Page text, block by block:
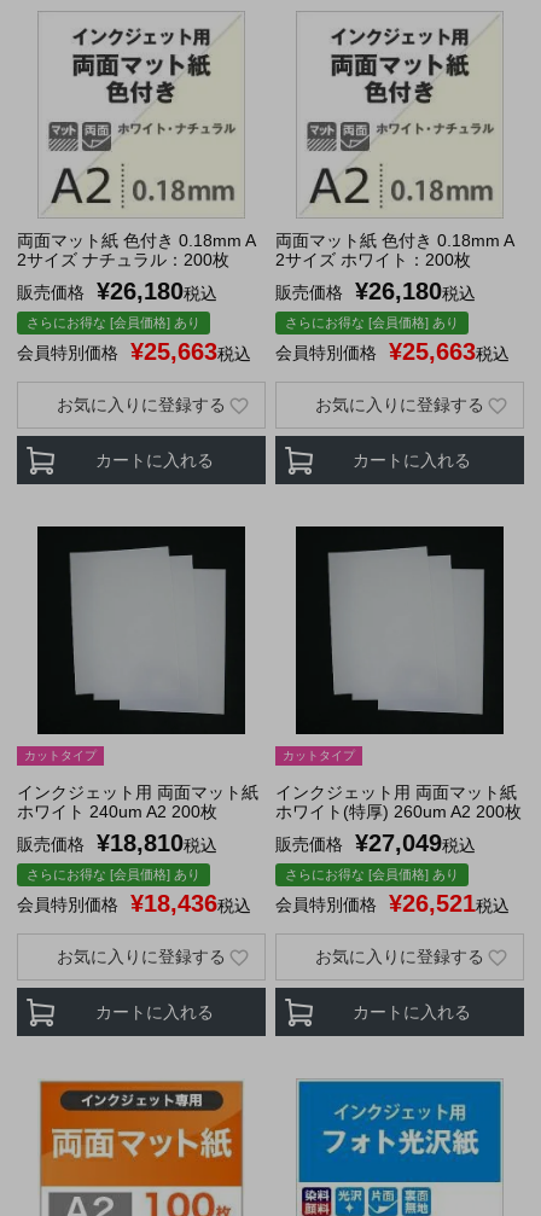
両面マット紙 色付き 0.18mm A
2サイズ ナチュラル：200枚
販売価格
¥26,180税込
さらにお得な [会員価格] あり
会員特別価格 ¥25,663税込
カートに入れる
お気に入りに登録する
両面マット紙 色付き 0.18mm A
2サイズ ホワイト：200枚
販売価格
¥26,180税込
さらにお得な [会員価格] あり
会員特別価格 ¥25,663税込
カートに入れる
お気に入りに登録する
カットタイプ
インクジェット用 両面マット紙
ホワイト 240um A2 200枚
販売価格
¥18,810税込
さらにお得な [会員価格] あり
会員特別価格 ¥18,436税込
カートに入れる
お気に入りに登録する
カットタイプ
インクジェット用 両面マット紙
ホワイト(特厚) 260um A2 200枚
販売価格
¥27,049税込
さらにお得な [会員価格] あり
会員特別価格 ¥26,521税込
カートに入れる
お気に入りに登録する